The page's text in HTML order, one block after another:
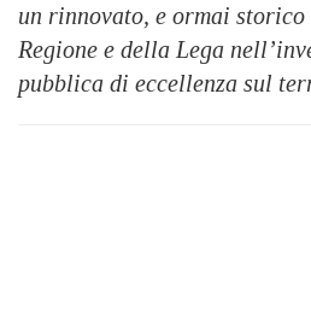
un rinnovato, e ormai
Regione e della Lega
pubblica di eccellenza sul